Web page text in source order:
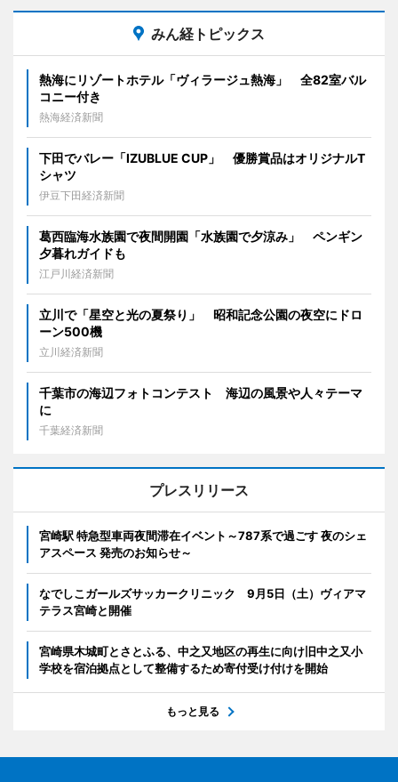
みん経トピックス
熱海にリゾートホテル「ヴィラージュ熱海」 全82室バル
コニー付き
熱海経済新聞
下田でバレー「IZUBLUE CUP」 優勝賞品はオリジナルT
シャツ
伊豆下田経済新聞
葛西臨海水族園で夜間開園「水族園で夕涼み」 ペンギン
夕暮れガイドも
江戸川経済新聞
立川で「星空と光の夏祭り」 昭和記念公園の夜空にドロ
ーン500機
立川経済新聞
千葉市の海辺フォトコンテスト 海辺の風景や人々テーマ
に
千葉経済新聞
プレスリリース
宮崎駅 特急型車両夜間滞在イベント～787系で過ごす 夜のシェ
アスペース 発売のお知らせ～
なでしこガールズサッカークリニック 9月5日（土）ヴィアマ
テラス宮崎と開催
宮崎県木城町とさとふる、中之又地区の再生に向け旧中之又小
学校を宿泊拠点として整備するため寄付受け付けを開始
もっと見る